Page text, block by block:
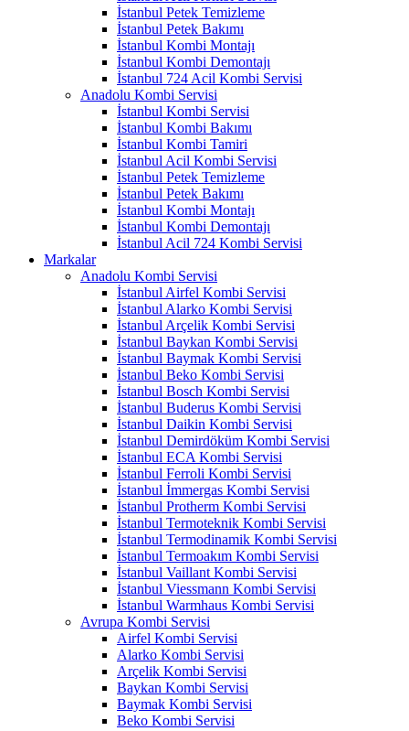
İstanbul Petek Temizleme
İstanbul Petek Bakımı
İstanbul Kombi Montajı
İstanbul Kombi Demontajı
İstanbul 724 Acil Kombi Servisi
Anadolu Kombi Servisi
İstanbul Kombi Servisi
İstanbul Kombi Bakımı
İstanbul Kombi Tamiri
İstanbul Acil Kombi Servisi
İstanbul Petek Temizleme
İstanbul Petek Bakımı
İstanbul Kombi Montajı
İstanbul Kombi Demontajı
İstanbul Acil 724 Kombi Servisi
Markalar
Anadolu Kombi Servisi
İstanbul Airfel Kombi Servisi
İstanbul Alarko Kombi Servisi
İstanbul Arçelik Kombi Servisi
İstanbul Baykan Kombi Servisi
İstanbul Baymak Kombi Servisi
İstanbul Beko Kombi Servisi
İstanbul Bosch Kombi Servisi
İstanbul Buderus Kombi Servisi
İstanbul Daikin Kombi Servisi
İstanbul Demirdöküm Kombi Servisi
İstanbul ECA Kombi Servisi
İstanbul Ferroli Kombi Servisi
İstanbul İmmergas Kombi Servisi
İstanbul Protherm Kombi Servisi
İstanbul Termoteknik Kombi Servisi
İstanbul Termodinamik Kombi Servisi
İstanbul Termoakım Kombi Servisi
İstanbul Vaillant Kombi Servisi
İstanbul Viessmann Kombi Servisi
İstanbul Warmhaus Kombi Servisi
Avrupa Kombi Servisi
Airfel Kombi Servisi
Alarko Kombi Servisi
Arçelik Kombi Servisi
Baykan Kombi Servisi
Baymak Kombi Servisi
Beko Kombi Servisi